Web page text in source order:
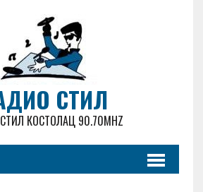
СТИЛ
КОСТОЛАЦ 90.70MHZ